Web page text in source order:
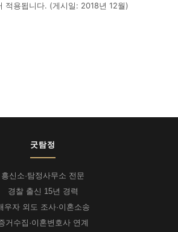
적용됩니다. (게시일: 2018년 12월)
굿탐정
흥신소·탐정사무소 전문
경찰 출신 15년 경력
우자 외도 조사·이혼소송
거수집·이혼변호사 연계